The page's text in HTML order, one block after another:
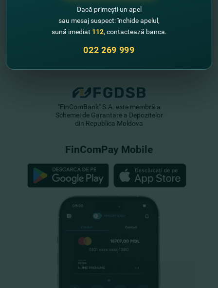
"FinComBank" S.A. este membră a
Schemei de Garantare a Depozitelor
din Republica Moldova
FinComPay Mobile
Dacă primești un apel
sau mesaj suspect: închide apelul,
sună imediat 112, contactează banca.
022 269 999